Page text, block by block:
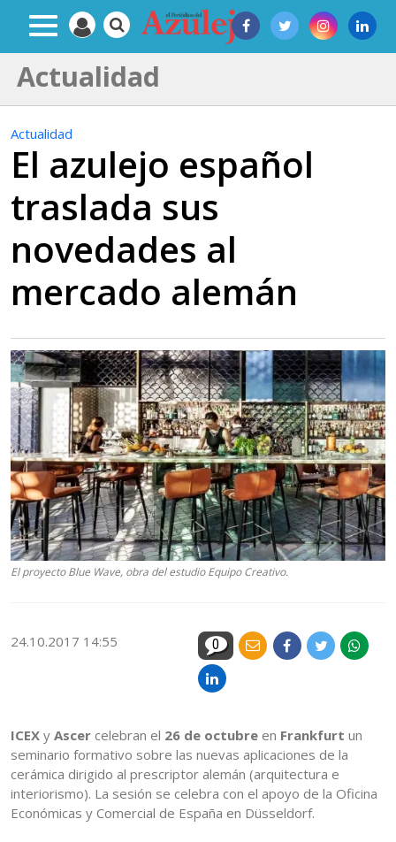
Actualidad
Actualidad
El azulejo español
traslada sus
novedades al
mercado alemán
El proyecto Blue Wave, obra del estudio Equipo Creativo.
24.10.2017 14:55 0
ICEX y Ascer celebran el 26 de octubre en Frankfurt un
seminario formativo sobre las nuevas aplicaciones de la
cerámica dirigido al prescriptor alemán (arquitectura e
interiorismo). La sesión se celebra con el apoyo de la Oficina
Económicas y Comercial de España en Düsseldorf.